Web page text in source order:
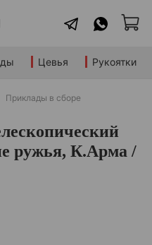
Цевья Рукоятки
Приклады в сборе
ружья, К.Арма /